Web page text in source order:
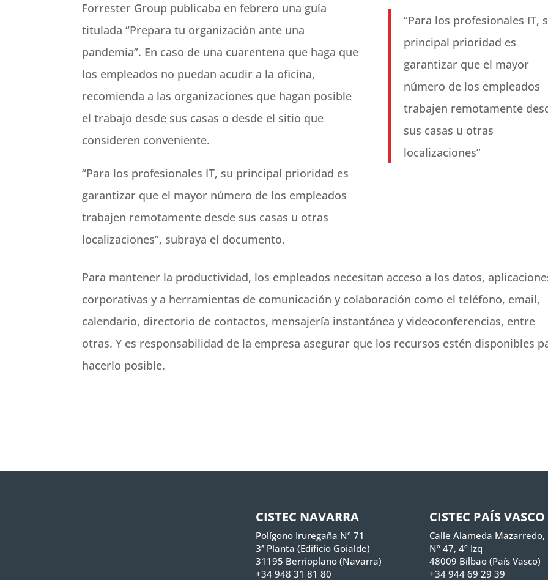
Forrester Group publicaba en febrero una guía
titulada “Prepara tu organización ante una
pandemia”. En caso de una cuarentena que haga que
los empleados no puedan acudir a la oficina,
recomienda a las organizaciones que hagan posible
el trabajo desde sus casas o desde el sitio que
consideren conveniente.
“Para los profesionales IT, su principal prioridad es
garantizar que el mayor número de los empleados
trabajen remotamente desde sus casas u otras
localizaciones”, subraya el documento.
“Para los profesionales IT,
principal prioridad es
garantizar que el mayor
número de los empleados
trabajen remotamente
sus casas u otras
localizaciones”
Para mantener la productividad, los empleados necesitan acceso a los datos,
corporativas y a herramientas de comunicación y colaboración como el teléfono, email,
calendario, directorio de contactos, mensajería instantánea y videoconferencias, entre
otras. Y es responsabilidad de la empresa asegurar que los recursos estén disponibles
hacerlo posible.
CISTEC NAVARRA
Polígono Iruregaña Nº 71
3ª Planta (Edificio Goialde)
31195 Berrioplano (Navarra)
+34 948 31 81 80
CISTEC PAÍS VASCO
Calle Alameda Mazarredo,
Nº 47, 4º Izq
48009 Bilbao (País Vasco)
+34 944 69 29 39